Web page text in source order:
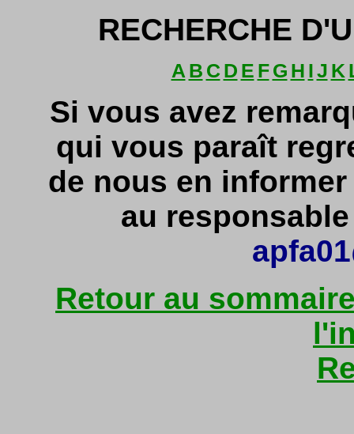
RECHERCHE
A B C D E F G H IJ K
Si vous avez
qui vous paraît
de nous en
au
Retour au